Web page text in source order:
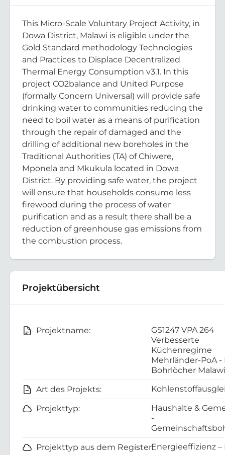
This Micro-Scale Voluntary Project Activity, in
Dowa District, Malawi is eligible under the
Gold Standard methodology Technologies
and Practices to Displace Decentralized
Thermal Energy Consumption v3.1. In this
project CO2balance and United Purpose
(formally Concern Universal) will provide safe
drinking water to communities reducing the
need to boil water as a means of purification
through the repair of damaged and the
drilling of additional new boreholes in the
Traditional Authorities (TA) of Chiwere,
Mponela and Mkukula located in Dowa
District. By providing safe water, the project
will ensure that households consume less
firewood during the process of water
purification and as a result there shall be a
reduction of greenhouse gas emissions from
the combustion process.
Projektübersicht
Projektname:
GS1247 VPA 264
Verbesserte
Küchenregime
Mehrländer-PoA -
Bohrlöcher Malawi
Art des Projekts:
Projekttyp:
Haushalte &
-
Projekttyp aus dem Register:Energieeffizienz –